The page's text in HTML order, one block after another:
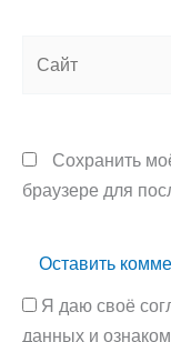
Сохранить
браузере для
Я даю своё
данных и